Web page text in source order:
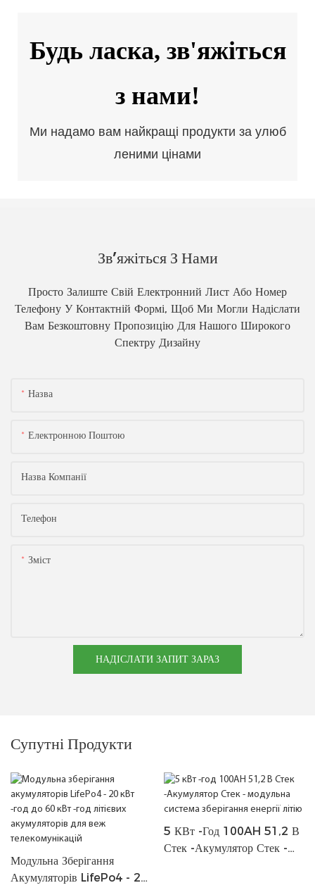
Будь ласка, зв'яжіться
з нами!
Ми надамо вам найкращі продукти за улюб
леними цінами
Зв’яжіться З Нами
Просто Залиште Свій Електронний Лист Або Номер
Телефону У Контактній Формі, Щоб Ми Могли Надіслати
Вам Безкоштовну Пропозицію Для Нашого Широкого
Спектру Дизайну
Назва
Електронною Поштою
Назва Компанії
Телефон
Зміст
НАДІСЛАТИ ЗАПИТ ЗАРАЗ
Супутні Продукти
Модульна Зберігання
Акумуляторів LifePo4 - 20
5 КВт -год 100AH 51,2 В
Стек -Акумулятор Стек -